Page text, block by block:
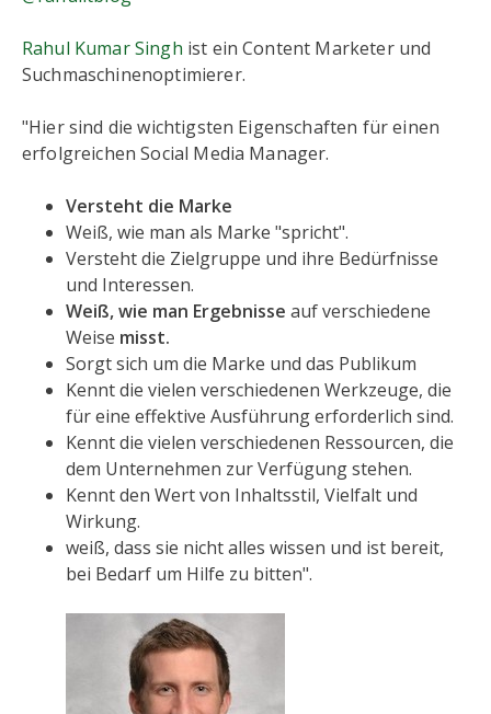
Rahul Kumar Singh ist ein Content Marketer und
Suchmaschinenoptimierer.
"Hier sind die wichtigsten Eigenschaften für einen
erfolgreichen Social Media Manager.
Versteht die Marke
Weiß, wie man als Marke "spricht".
Versteht die Zielgruppe und ihre Bedürfnisse
und Interessen.
Weiß, wie man Ergebnisse auf verschiedene
Weise misst.
Sorgt sich um die Marke und das Publikum
Kennt die vielen verschiedenen Werkzeuge, die
für eine effektive Ausführung erforderlich sind.
Kennt die vielen verschiedenen Ressourcen, die
dem Unternehmen zur Verfügung stehen.
Kennt den Wert von Inhaltsstil, Vielfalt und
Wirkung.
weiß, dass sie nicht alles wissen und ist bereit,
bei Bedarf um Hilfe zu bitten".